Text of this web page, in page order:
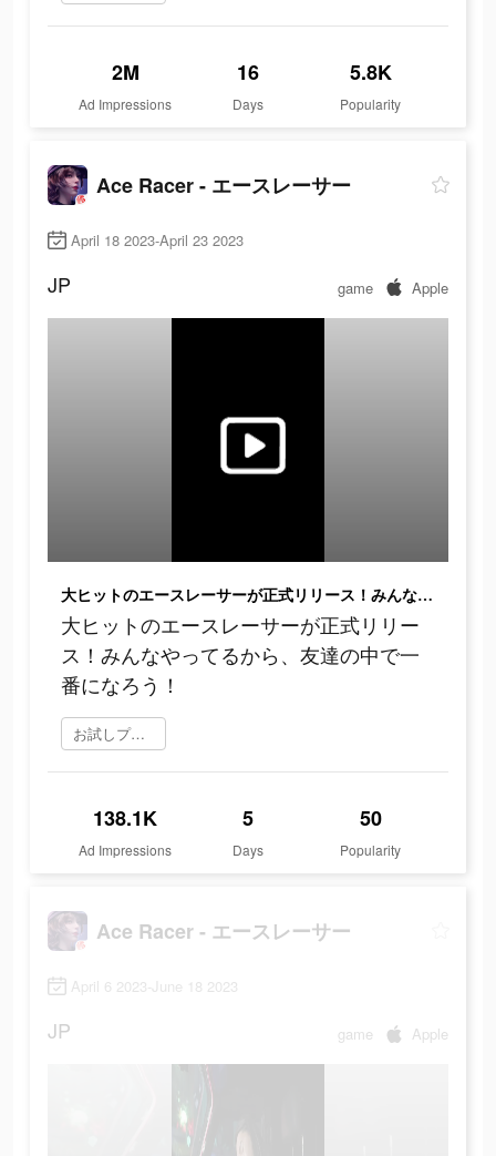
2M
Ad Impressions
16
Days
5.8K
Popularity
Ace Racer - エースレーサー
April 18 2023-April 23 2023
JP game Apple
大ヒットのエースレーサーが正式リリース！みんなやってるから、友達の中で一番になろう！
大ヒットのエースレーサーが正式リリー
ス！みんなやってるから、友達の中で一
番になろう！
お試しプレイ
138.1K
Ad Impressions
5
Days
50
Popularity
Ace Racer - エースレーサー
April 6 2023-June 18 2023
JP game Apple